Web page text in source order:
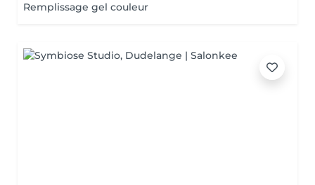
Remplissage gel couleur